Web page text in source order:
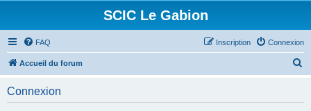
SCIC Le Gabion
FAQ Connexion
Inscription
Accueil du forum
Connexion